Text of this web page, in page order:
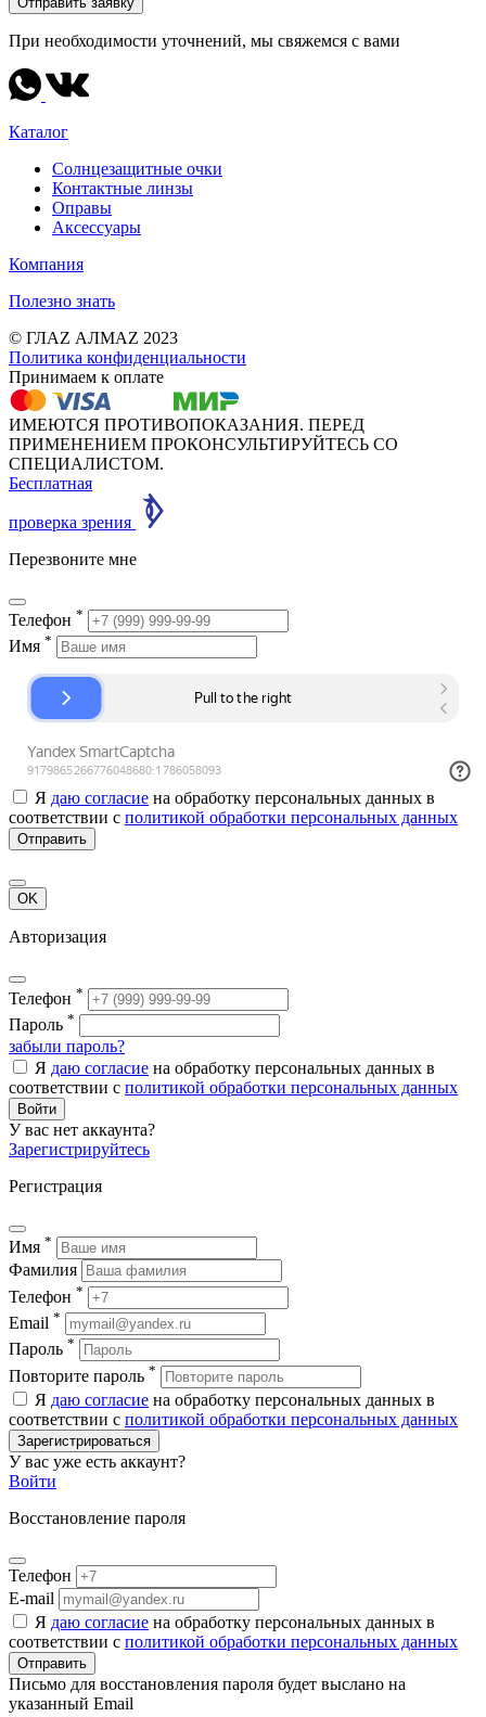
При необходимости уточнений, мы свяжемся с вами
Каталог
Солнцезащитные очки
Контактные линзы
Оправы
Аксессуары
Компания
Полезно знать
© ГЛАZ АЛМАZ 2023
Политика конфиденциальности
Принимаем к оплате
ИМЕЮТСЯ ПРОТИВОПОКАЗАНИЯ. ПЕРЕД
ПРИМЕНЕНИЕМ ПРОКОНСУЛЬТИРУЙТЕСЬ СО
СПЕЦИАЛИСТОМ.
Бесплатная
проверка зрения
Перезвоните мне
Телефон *
Имя *
Я даю согласие на обработку персональных данных в
соответствии с политикой обработки персональных данных
Отправить
OK
Авторизация
Телефон *
Пароль *
забыли пароль?
Я даю согласие на обработку персональных данных в
соответствии с политикой обработки персональных данных
Войти
У вас нет аккаунта?
Зарегистрируйтесь
Регистрация
Имя *
Фамилия
Телефон *
Email *
Пароль *
Повторите пароль *
Я даю согласие на обработку персональных данных в
соответствии с политикой обработки персональных данных
Зарегистрироваться
У вас уже есть аккаунт?
Войти
Восстановление пароля
Телефон
E-mail
Я даю согласие на обработку персональных данных в
соответствии с политикой обработки персональных данных
Отправить
Письмо для восстановления пароля будет выслано на
указанный Email